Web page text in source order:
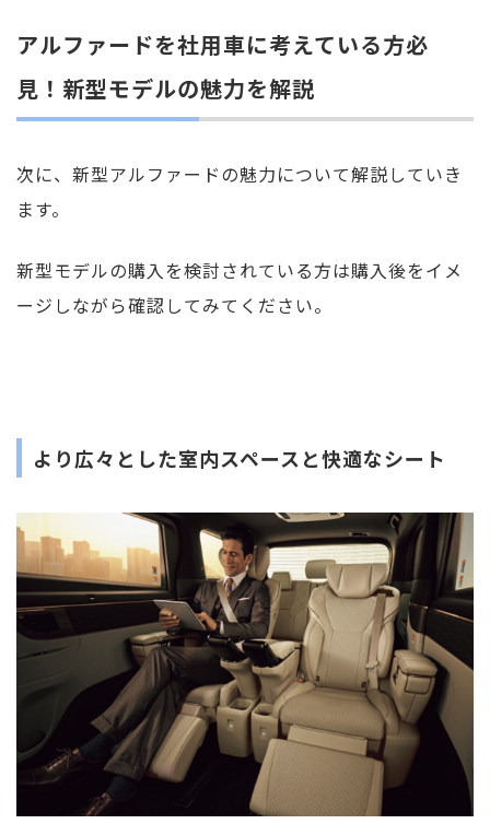
アルファードを社用車に考えている方必
見！新型モデルの魅力を解説
次に、新型アルファードの魅力について解説していき
ます。
新型モデルの購入を検討されている方は購入後をイメ
ージしながら確認してみてください。
より広々とした室内スペースと快適なシート